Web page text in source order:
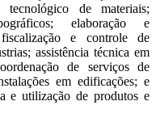
de materiais;
elaboração e
fiscalização e controle de
assistência técnica em
de serviços de
em edificações; e
e utilização de produtos e